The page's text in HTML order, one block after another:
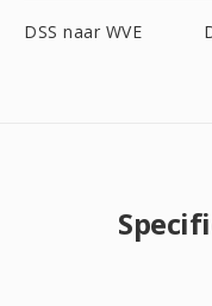
DSS naar WVE